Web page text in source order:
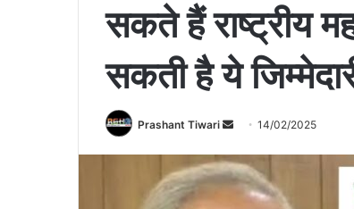
सकते हैं राष्ट्रीय
सकती है ये
Prashant Tiwari
Send
email
14/02/2025